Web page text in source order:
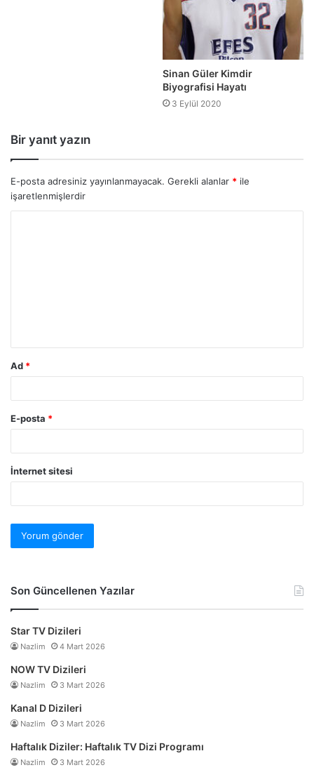
Sinan Güler Kimdir
Biyografisi Hayatı
3 Eylül 2020
Bir yanıt yazın
E-posta adresiniz yayınlanmayacak. Gerekli alanlar * ile
işaretlenmişlerdir
Ad *
E-posta *
İnternet sitesi
Son Güncellenen Yazılar
Star TV Dizileri
Nazlim 4 Mart 2026
NOW TV Dizileri
Nazlim 3 Mart 2026
Kanal D Dizileri
Nazlim 3 Mart 2026
Haftalık Diziler: Haftalık TV Dizi Programı
Nazlim 3 Mart 2026